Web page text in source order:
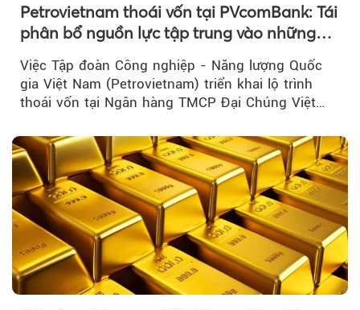
Petrovietnam thoái vốn tại PVcomBank: Tái
phân bổ nguồn lực tập trung vào những
Việc Tập đoàn Công nghiệp - Năng lượng Quốc
gia Việt Nam (Petrovietnam) triển khai lộ trình
thoái vốn tại Ngân hàng TMCP Đại Chúng Việt